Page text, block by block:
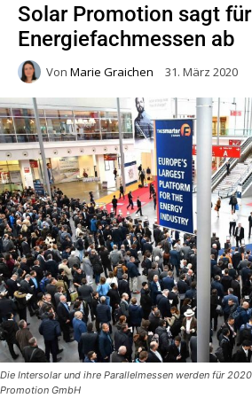
Solar Promotion sagt
Energiefachmessen ab
Von Marie Graichen 31. März 2020
Die Intersolar und ihre Parallelmessen werden für
Promotion GmbH